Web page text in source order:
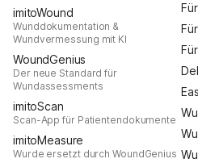
imitoWound
Wunddokumentation &
Wundvermessung mit KI
WoundGenius
Der neue Standard für
Wundassessments
imitoScan
Scan-App für Patientendokumente
imitoMeasure
Wurde ersetzt durch WoundGenius